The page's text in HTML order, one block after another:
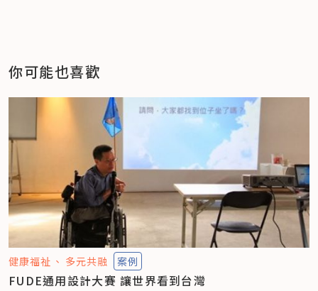
你可能也喜歡
健康福祉 多元共融 案例
FUDE通用設計大賽 讓世界看到台灣